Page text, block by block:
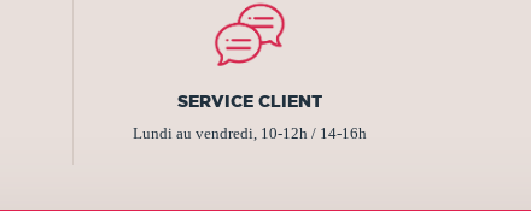
SERVICE CLIENT
Lundi au vendredi, 10-12h / 14-16h